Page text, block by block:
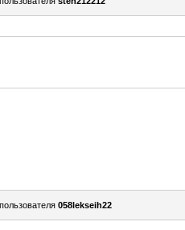
пользователя 058lekseih22